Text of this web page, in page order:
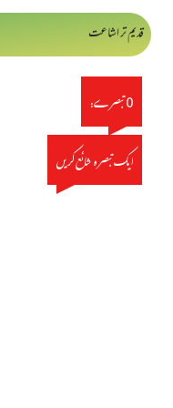
قدیم تر اشاعت
0 تبصرے:
ایک تبصرہ شائع کریں